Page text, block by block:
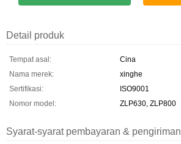
Detail produk
Tempat asal:
Cina
Nama merek:
xinghe
Sertifikasi:
ISO9001
Nomor model:
ZLP630, ZLP800
Syarat-syarat pembayaran & pengiriman